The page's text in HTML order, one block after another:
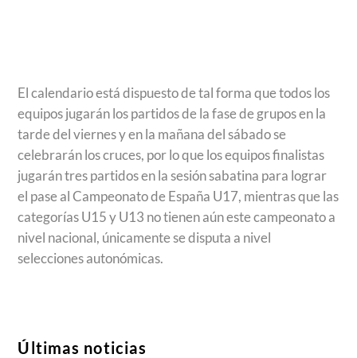
El calendario está dispuesto de tal forma que todos los
equipos jugarán los partidos de la fase de grupos en la
tarde del viernes y en la mañana del sábado se
celebrarán los cruces, por lo que los equipos finalistas
jugarán tres partidos en la sesión sabatina para lograr
el pase al Campeonato de España U17, mientras que las
categorías U15 y U13 no tienen aún este campeonato a
nivel nacional, únicamente se disputa a nivel
selecciones autonómicas.
Últimas noticias